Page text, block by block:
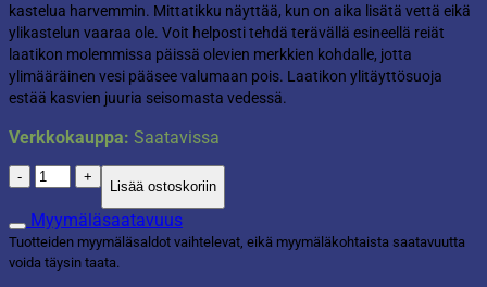
kastelua harvemmin. Mittatikku näyttää, kun on aika lisätä vettä eikä
ylikastelun vaaraa ole. Voit helposti tehdä terävällä esineellä reiät
laatikon molemmissa päissä olevien merkkien kohdalle, jotta
ylimääräinen vesi pääsee valumaan pois. Laatikon ylitäyttösuoja
estää kasvien juuria seisomasta vedessä.
Verkkokauppa: Saatavissa
Parvekelaatikko
55cm
altakastelu
musta
määrä
Lisää ostoskoriin
Myymäläsaatavuus
Tuotteiden myymäläsaldot vaihtelevat, eikä myymäläkohtaista saatavuutta
voida täysin taata.